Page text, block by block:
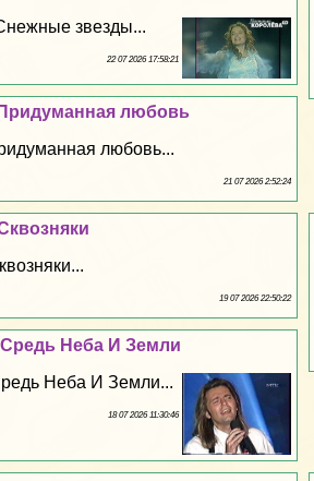
звезды...
22 07 2026 17:58:21
любовь
любовь...
21 07 2026 2:52:24
19 07 2026 22:50:22
Неба И Земли
Неба И Земли...
18 07 2026 11:30:46